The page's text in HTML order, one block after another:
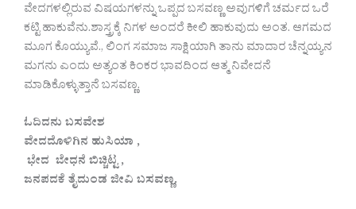
ವೇದಗಳಲ್ಲಿರುವ ವಿಷಯಗಳನ್ನು ಒಪ್ಪದ ಬಸವಣ್ಣ ಅವುಗಳಿಗೆ ಚರ್ಮದ ಒರೆ
ಕಟ್ಟಿ ಹಾಕುವೆನು.ಶಾಸ್ತ್ರಕ್ಕೆ ನಿಗಳ ಅಂದರೆ ಕೀಲಿ ಹಾಕುವುದು ಅಂತ. ಆಗಮದ
ಮೂಗ ಕೊಯ್ಯುವೆ., ಲಿಂಗ ಸಮಾಜ ಸಾಕ್ಷಿಯಾಗಿ ತಾನು ಮಾದಾರ ಚೆನ್ನಯ್ಯನ
ಮಗನು ಎಂದು ಅತ್ಯಂತ ಕಿಂಕರ ಭಾವದಿಂದ ಆತ್ಮ ನಿವೇದನೆ
ಮಾಡಿಕೊಳ್ಳುತ್ತಾನೆ ಬಸವಣ್ಣ.
ಓದಿದನು ಬಸವೇಶ
ವೇದದೊಳಿಗಿನ ಹುಸಿಯಾ ,
ಭೇದ ಬೇಧನೆ ಬಿಚ್ಚಿಟ್ಟ ,
ಜನಪದಕೆ ತೈದುಂಡ ಜೀವಿ ಬಸವಣ್ಣ.